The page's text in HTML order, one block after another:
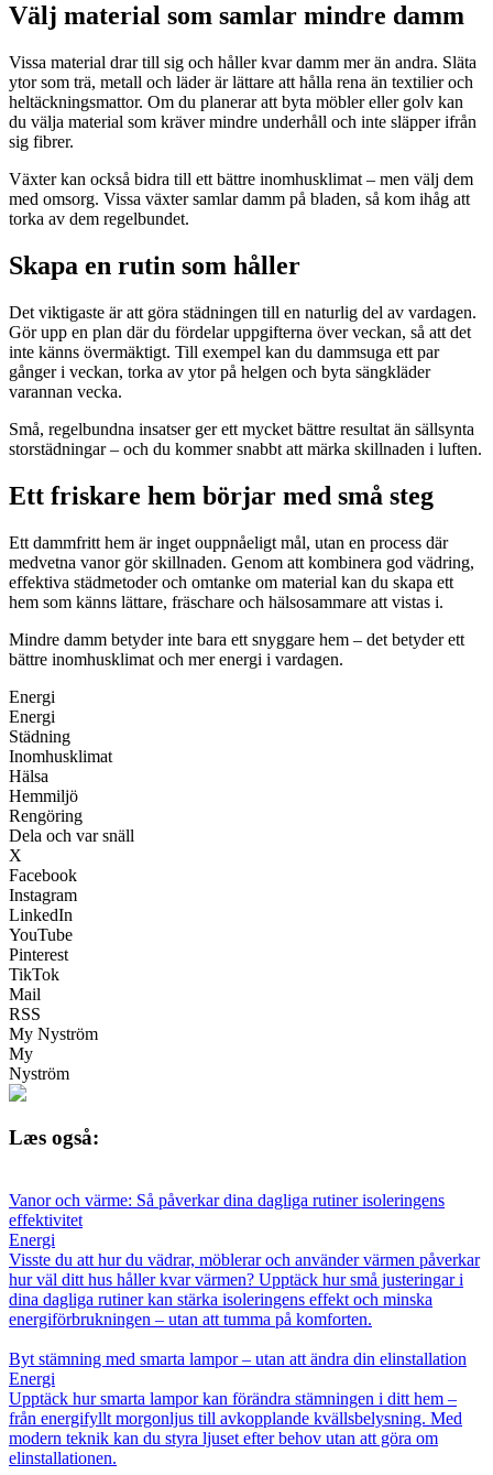
Välj material som samlar mindre damm
Vissa material drar till sig och håller kvar damm mer än andra. Släta
ytor som trä, metall och läder är lättare att hålla rena än textilier och
heltäckningsmattor. Om du planerar att byta möbler eller golv kan
du välja material som kräver mindre underhåll och inte släpper ifrån
sig fibrer.
Växter kan också bidra till ett bättre inomhusklimat – men välj dem
med omsorg. Vissa växter samlar damm på bladen, så kom ihåg att
torka av dem regelbundet.
Skapa en rutin som håller
Det viktigaste är att göra städningen till en naturlig del av vardagen.
Gör upp en plan där du fördelar uppgifterna över veckan, så att det
inte känns övermäktigt. Till exempel kan du dammsuga ett par
gånger i veckan, torka av ytor på helgen och byta sängkläder
varannan vecka.
Små, regelbundna insatser ger ett mycket bättre resultat än sällsynta
storstädningar – och du kommer snabbt att märka skillnaden i luften.
Ett friskare hem börjar med små steg
Ett dammfritt hem är inget ouppnåeligt mål, utan en process där
medvetna vanor gör skillnaden. Genom att kombinera god vädring,
effektiva städmetoder och omtanke om material kan du skapa ett
hem som känns lättare, fräschare och hälsosammare att vistas i.
Mindre damm betyder inte bara ett snyggare hem – det betyder ett
bättre inomhusklimat och mer energi i vardagen.
Energi
Energi
Städning
Inomhusklimat
Hälsa
Hemmiljö
Rengöring
Dela och var snäll
X
Facebook
Instagram
LinkedIn
YouTube
Pinterest
TikTok
Mail
RSS
My Nyström
My
Nyström
Læs også:
Vanor och värme: Så påverkar dina dagliga rutiner isoleringens
effektivitet
Energi
Visste du att hur du vädrar, möblerar och använder värmen påverkar
hur väl ditt hus håller kvar värmen? Upptäck hur små justeringar i
dina dagliga rutiner kan stärka isoleringens effekt och minska
energiförbrukningen – utan att tumma på komforten.
Byt stämning med smarta lampor – utan att ändra din elinstallation
Energi
Upptäck hur smarta lampor kan förändra stämningen i ditt hem –
från energifyllt morgonljus till avkopplande kvällsbelysning. Med
modern teknik kan du styra ljuset efter behov utan att göra om
elinstallationen.